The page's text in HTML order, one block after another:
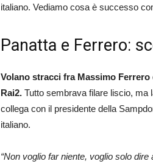
italiano. Vediamo cosa è successo
Panatta e Ferrero:
Volano stracci fra Massimo
Rai2. Tutto sembrava filare liscio, ma
collega con il presidente della
italiano.
“Non voglio far niente, voglio solo